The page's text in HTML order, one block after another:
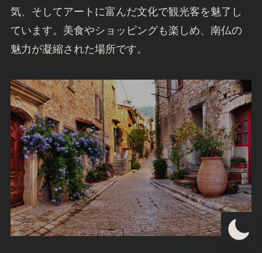
気、そしてアートに富んだ文化で観光客を魅了し
ています。美食やショッピングも楽しめ、南仏の
魅力が凝縮された場所です。